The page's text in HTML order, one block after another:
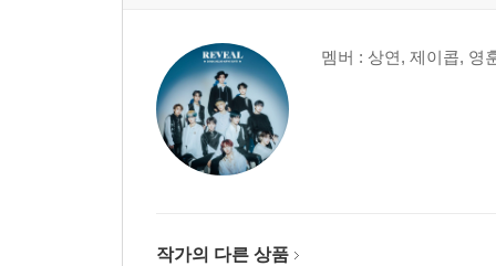
멤버 : 상연, 제이콥, 영
작가의 다른 상품